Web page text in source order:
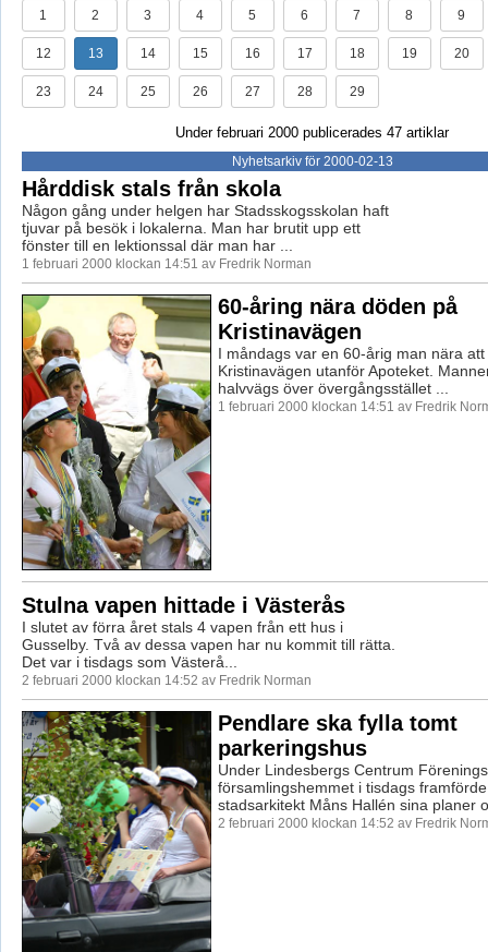
1 2 3 4 5 6 7 8 9
12 13 14 15 16 17 18 19 20
23 24 25 26 27 28 29
Under februari 2000 publicerades 47 artiklar
Nyhetsarkiv för 2000-02-13
Hårddisk stals från skola
Någon gång under helgen har Stadsskogsskolan haft
tjuvar på besök i lokalerna. Man har brutit upp ett
fönster till en lektionssal där man har ...
1 februari 2000 klockan 14:51 av Fredrik Norman
60-åring nära döden på
Kristinavägen
I måndags var en 60-årig man nära
Kristinavägen utanför Apoteket.
halvvägs över övergångsstället ...
1 februari 2000 klockan 14:51 av Fredrik
Stulna vapen hittade i Västerås
I slutet av förra året stals 4 vapen från ett hus i
Gusselby. Två av dessa vapen har nu kommit till rätta.
Det var i tisdags som Västerå...
2 februari 2000 klockan 14:52 av Fredrik Norman
Pendlare ska fylla tomt
parkeringshus
Under Lindesbergs Centrum
församlingshemmet i tisdags
stadsarkitekt Måns Hallén sina planer
2 februari 2000 klockan 14:52 av Fredrik